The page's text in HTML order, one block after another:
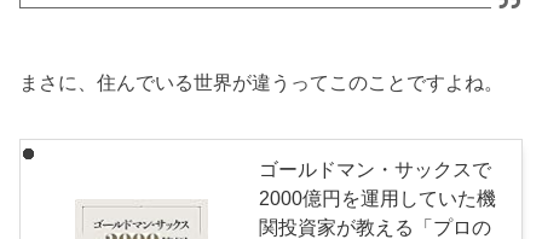
まさに、住んでいる世界が違うってこのことですよね。
ゴールドマン・サックスで
2000億円を運用していた機
関投資家が教える「プロの